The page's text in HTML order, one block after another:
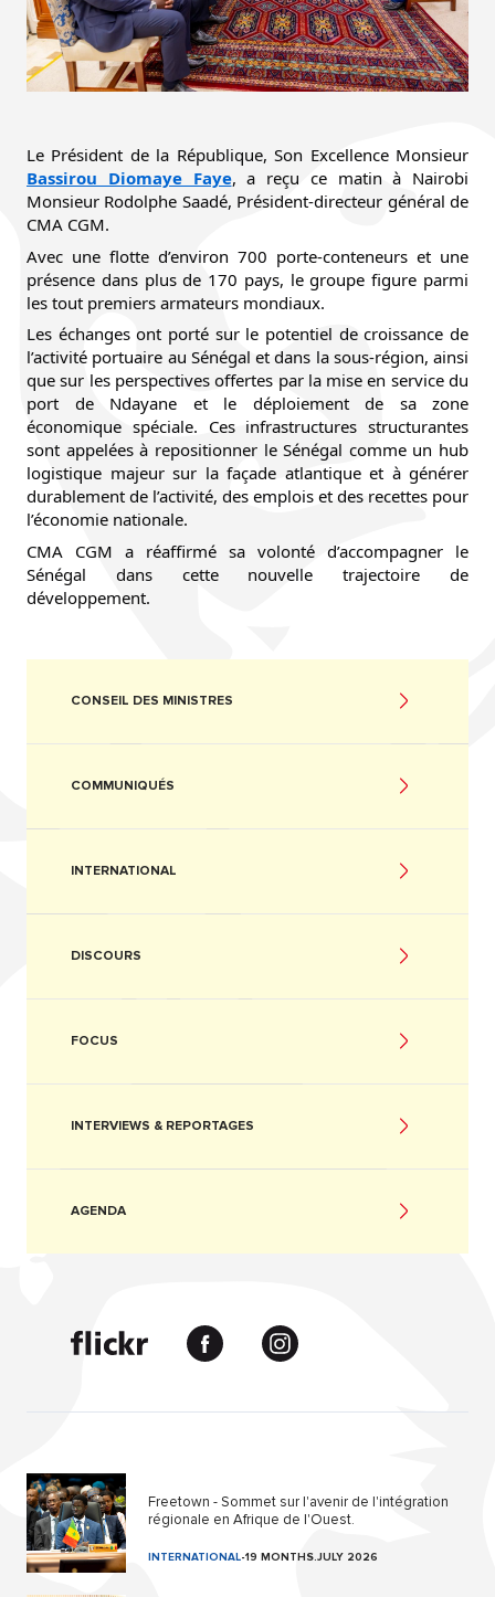
Bassirou Diomaye Faye, a reçu ce matin à Nairobi
Monsieur Rodolphe Saadé, Président-directeur général de
CMA CGM.
Avec une flotte d’environ 700 porte-conteneurs et une
présence dans plus de 170 pays, le groupe figure parmi
les tout premiers armateurs mondiaux.
Les échanges ont porté sur le potentiel de croissance de
l’activité portuaire au Sénégal et dans la sous-région, ainsi
que sur les perspectives offertes par la mise en service du
port de Ndayane et le déploiement de sa zone
économique spéciale. Ces infrastructures structurantes
sont appelées à repositionner le Sénégal comme un hub
logistique majeur sur la façade atlantique et à générer
durablement de l’activité, des emplois et des recettes pour
l’économie nationale.
CMA CGM a réaffirmé sa volonté d’accompagner le
Sénégal dans cette nouvelle trajectoire de
développement.
CONSEIL DES MINISTRES
COMMUNIQUÉS
INTERNATIONAL
DISCOURS
FOCUS
INTERVIEWS & REPORTAGES
AGENDA
Freetown - Sommet sur l'avenir de l'intégration
régionale en Afrique de l'Ouest.
INTERNATIONAL-19 MONTHS.JULY 2026